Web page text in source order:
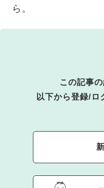
ら。
この記事
以下から登録/ロ